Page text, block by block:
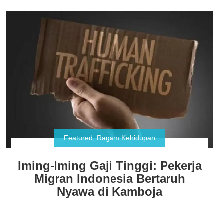
Featured,Ragam Kehidupan
Iming-Iming Gaji Tinggi: Pekerja
Migran Indonesia Bertaruh
Nyawa di Kamboja